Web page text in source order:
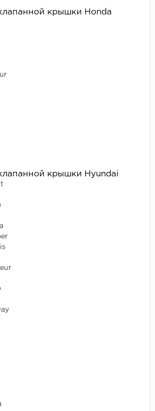
крышки Honda
крышки Hyundai